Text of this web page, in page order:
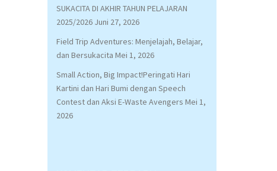
SUKACITA DI AKHIR TAHUN PELAJARAN
2025/2026 Juni 27, 2026
Field Trip Adventures: Menjelajah, Belajar,
dan Bersukacita Mei 1, 2026
Small Action, Big Impact!Peringati Hari
Kartini dan Hari Bumi dengan Speech
Contest dan Aksi E-Waste Avengers Mei 1,
2026